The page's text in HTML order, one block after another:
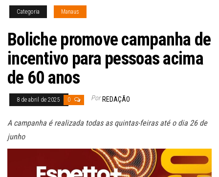
Categoria Manaus
Boliche promove campanha de
incentivo para pessoas acima
de 60 anos
8 de abril de 2025 0 Por REDAÇÃO
A campanha é realizada todas as quintas-feiras até o dia 26 de
junho